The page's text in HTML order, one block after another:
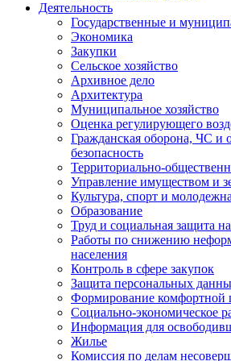
Деятельность
Государственные и
Экономика
Закупки
Сельское хозяйство
Архивное дело
Архитектура
Муниципальное хозяйство
Оценка регулирующего
Гражданская оборона, ЧС и
безопасность
Территориально-
Управление имуществом и
Культура, спорт и
Образование
Труд и социальная защита
Работы по снижению
населения
Контроль в сфере закупок
Защита персональных
Формирование комфортной
Социально-экономическое
Информация для
Жилье
Комиссия по делам